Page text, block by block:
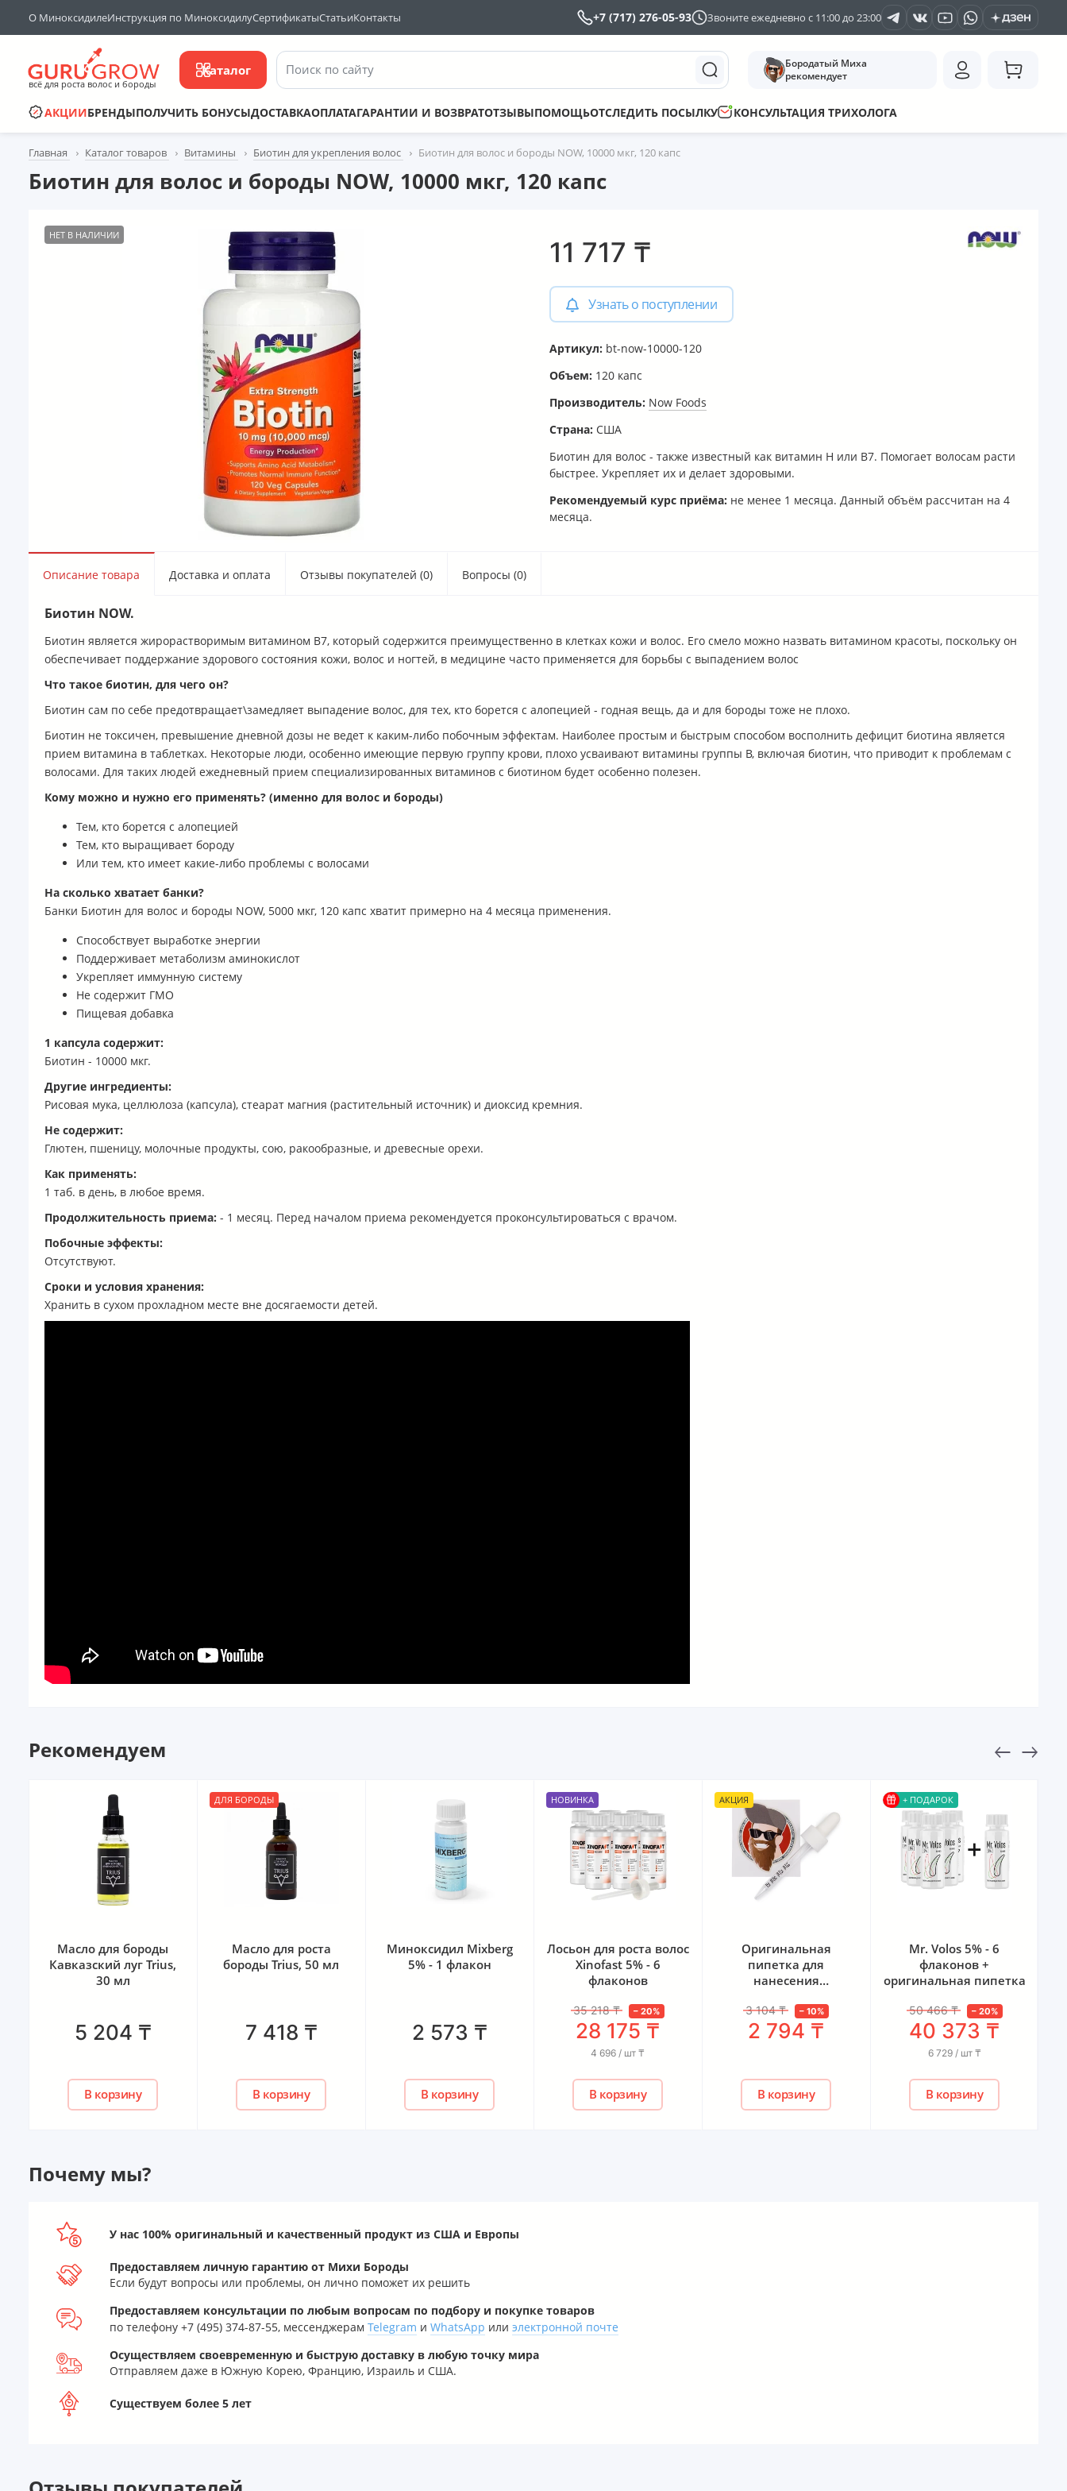
О МиноксидилеИнструкция по МиноксидилуСертификатыСтатьиКонтакты +7 (717) 276-05-93 Звоните ежедневно с 11:00 до 23:00
всё для роста волос и бороды
Каталог Поиск по сайту
Бородатый Миха
рекомендует
АКЦИИБРЕНДЫПОЛУЧИТЬ БОНУСЫДОСТАВКАОПЛАТАГАРАНТИИ И ВОЗВРАТОТЗЫВЫПОМОЩЬОТСЛЕДИТЬ ПОСЫЛКУ КОНСУЛЬТАЦИЯ ТРИХОЛОГА
Главная Каталог товаров Витамины Биотин для укрепления волос Биотин для волос и бороды NOW, 10000 мкг, 120 капс
Биотин для волос и бороды NOW, 10000 мкг, 120 капс
НЕТ В НАЛИЧИИ
11 717 ₸
Узнать о поступлении
Артикул: bt-now-10000-120
Объем: 120 капс
Производитель: Now Foods
Страна: США
Биотин для волос - также известный как витамин H или B7. Помогает волосам расти
быстрее. Укрепляет их и делает здоровыми.
Рекомендуемый курс приёма: не менее 1 месяца. Данный объём рассчитан на 4
месяца.
Описание товара Доставка и оплата Отзывы покупателей (0) Вопросы (0)
Биотин NOW.
Биотин является жирорастворимым витамином В7, который содержится преимущественно в клетках кожи и волос. Его смело можно назвать витамином красоты, поскольку он
обеспечивает поддержание здорового состояния кожи, волос и ногтей, в медицине часто применяется для борьбы с выпадением волос
Что такое биотин, для чего он?
Биотин сам по себе предотвращает\замедляет выпадение волос, для тех, кто борется с алопецией - годная вещь, да и для бороды тоже не плохо.
Биотин не токсичен, превышение дневной дозы не ведет к каким-либо побочным эффектам. Наиболее простым и быстрым способом восполнить дефицит биотина является
прием витамина в таблетках. Некоторые люди, особенно имеющие первую группу крови, плохо усваивают витамины группы B, включая биотин, что приводит к проблемам с
волосами. Для таких людей ежедневный прием специализированных витаминов с биотином будет особенно полезен.
Кому можно и нужно его применять? (именно для волос и бороды)
Тем, кто борется с алопецией
Тем, кто выращивает бороду
Или тем, кто имеет какие-либо проблемы с волосами
На сколько хватает банки?
Банки Биотин для волос и бороды NOW, 5000 мкг, 120 капс хватит примерно на 4 месяца применения.
Способствует выработке энергии
Поддерживает метаболизм аминокислот
Укрепляет иммунную систему
Не содержит ГМО
Пищевая добавка
1 капсула содержит:
Биотин - 10000 мкг.
Другие ингредиенты:
Рисовая мука, целлюлоза (капсула), стеарат магния (растительный источник) и диоксид кремния.
Не содержит:
Глютен, пшеницу, молочные продукты, сою, ракообразные, и древесные орехи.
Как применять:
1 таб. в день, в любое время.
Продолжительность приема: - 1 месяц. Перед началом приема рекомендуется проконсультироваться с врачом.
Побочные эффекты:
Отсутствуют.
Сроки и условия хранения:
Хранить в сухом прохладном месте вне досягаемости детей.
Рекомендуем
Масло для роста
бороды Trius, 50 мл
7 418₸
В корзину
Миноксидил Mixberg
5% - 1 флакон
2 573 ₸
В корзину
Лосьон для роста волос
Xinofast 5% - 6
28 175 ₸
В корзину
АКЦИЯ
Оригинальная
пипетка для
нанесения
лосьонов фирм:
Dualgen, Lipogaine,
Maxogen)
3 104₸ – 10%
2 794₸
В корзину
+ ПОДАРОК
Mr. Volos 5% - 6
флаконов +
оригинальная пипетка
50 466₸ –20%
40 373₸
В корзину
Ксиноксин XINOXIN
UNO 15%, 6 флаконов +
оригинальная пипетка
86 421₸ – 20%
69 137₸
11 523 / шт ₸
В корзину
Почему мы?
У нас 100% оригинальный и качественный продукт из США и Европы
Предоставляем личную гарантию от Михи Бороды
Если будут вопросы или проблемы, он лично поможет их решить
Предоставляем консультации по любым вопросам по подбору и покупке товаров
по телефону +7 (495) 374-87-55, мессенджерам Telegram и WhatsApp или электронной почте
Осуществляем своевременную и быструю доставку в любую точку мира
Отправляем даже в Южную Корею, Францию, Израиль и США.
Существуем более 5 лет